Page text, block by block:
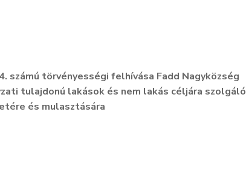
számú törvényességi felhívása Fadd Nagyközség
tulajdonú lakások és nem lakás céljára szolgáló
és mulasztására